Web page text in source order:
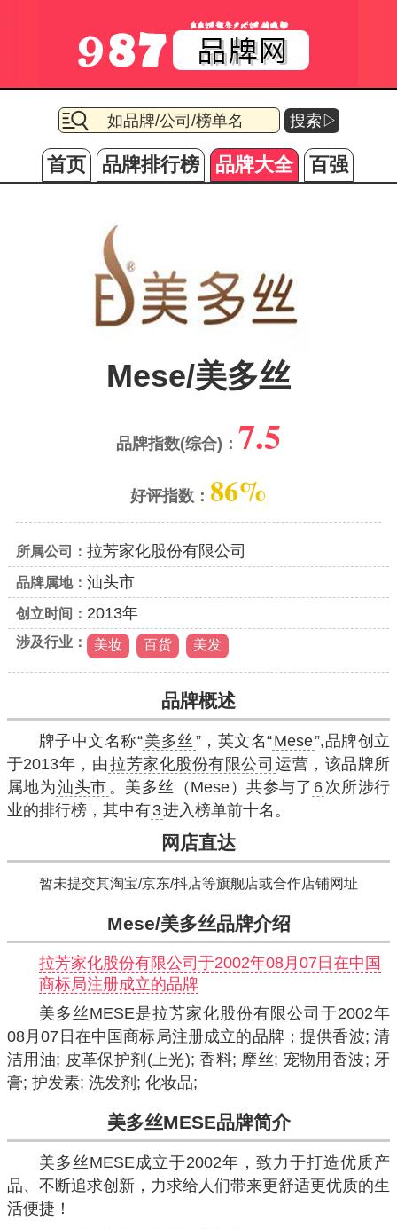
搜索▷
首页 品牌排行榜 品牌大全 百强
Mese/美多丝
品牌指数(综合)： 7.5
好评指数： 86%
所属公司： 拉芳家化股份有限公司
品牌属地： 汕头市
创立时间： 2013年
涉及行业： 美妆 百货 美发
品牌概述
牌子中文名称“美多丝 ”，英文名“Mese”,品牌创立
于2013年，由拉芳家化股份有限公司 运营，该品牌所
属地为汕头市 。美多丝（Mese）共参与了 6 次所涉行
业的排行榜，其中有3进入榜单前十名。
网店直达
暂未提交其淘宝/京东/抖店等旗舰店或合作店铺网址
Mese/美多丝品牌介绍
拉芳家化股份有限公司于2002年08月07日在中国
商标局注册成立的品牌
美多丝MESE是拉芳家化股份有限公司于2002年
08月07日在中国商标局注册成立的品牌；提供香波; 清
洁用油; 皮革保护剂(上光); 香料; 摩丝; 宠物用香波; 牙
膏; 护发素; 洗发剂; 化妆品;
美多丝MESE品牌简介
美多丝MESE成立于2002年，致力于打造优质产
品、不断追求创新，力求给人们带来更舒适更优质的生
活便捷！